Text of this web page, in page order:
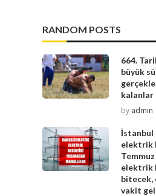
RANDOM POSTS
664.
büyük
kalanlar
by admin
İstanbul
elektrik
elektrik
bitecek,
vakit